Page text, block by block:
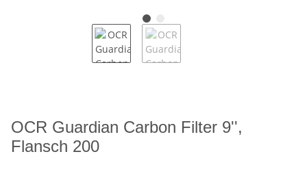
OCR Guardian Carbon Filter 9'',
Flansch 200